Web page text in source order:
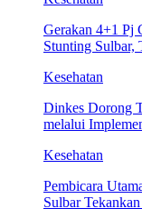
Gerakan 4+1 Pj
Stunting
Kesehatan
Dinkes Dorong
melalui
Kesehatan
Pembicara
Sulbar